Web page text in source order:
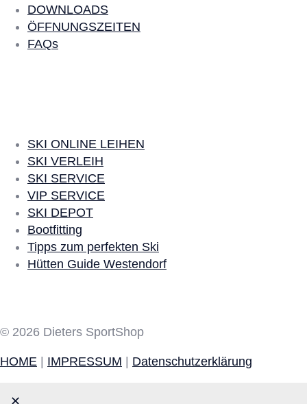
DOWNLOADS
ÖFFNUNGSZEITEN
FAQs
SKI ONLINE LEIHEN
SKI VERLEIH
SKI SERVICE
VIP SERVICE
SKI DEPOT
Bootfitting
Tipps zum perfekten Ski
Hütten Guide Westendorf
© 2026 Dieters SportShop
HOME IMPRESSUM Datenschutzerklärung